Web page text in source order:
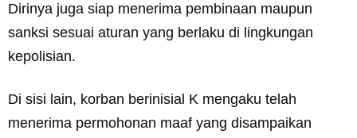
Dirinya juga siap menerima pembinaan maupun
sanksi sesuai aturan yang berlaku di lingkungan
kepolisian.
Di sisi lain, korban berinisial K mengaku telah
menerima permohonan maaf yang disampaikan